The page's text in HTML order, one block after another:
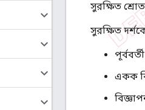
সুরক্ষিত
সুরক্ষিত
একক